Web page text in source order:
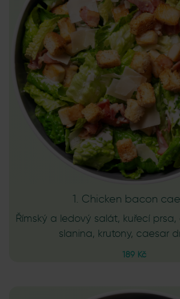
1. Chicken bacon
Římský a ledový salát, kuřecí prsa,
slanina, krutony, caesar
189 Kč